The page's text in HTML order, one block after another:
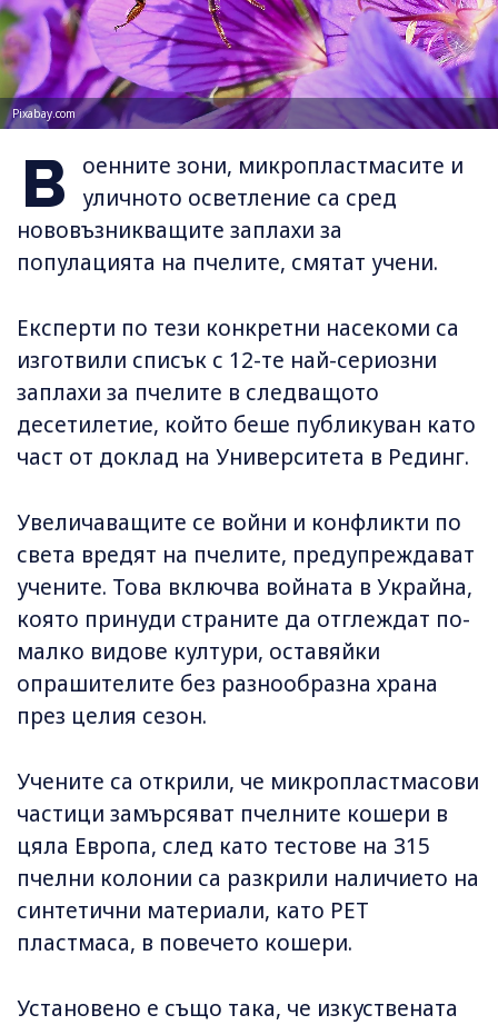
Pixabay.com
В
оенните зони, микропластмасите и
уличното осветление са сред
нововъзникващите заплахи за
популацията на пчелите, смятат учени.
Експерти по тези конкретни насекоми са
изготвили списък с 12-те най-сериозни
заплахи за пчелите в следващото
десетилетие, който беше публикуван като
част от доклад на Университета в Рединг.
Увеличаващите се войни и конфликти по
света вредят на пчелите, предупреждават
учените. Това включва войната в Украйна,
която принуди страните да отглеждат по-
малко видове култури, оставяйки
опрашителите без разнообразна храна
през целия сезон.
Учените са открили, че микропластмасови
частици замърсяват пчелните кошери в
цяла Европа, след като тестове на 315
пчелни колонии са разкрили наличието на
синтетични материали, като PET
пластмаса, в повечето кошери.
Установено е също така, че изкуствената